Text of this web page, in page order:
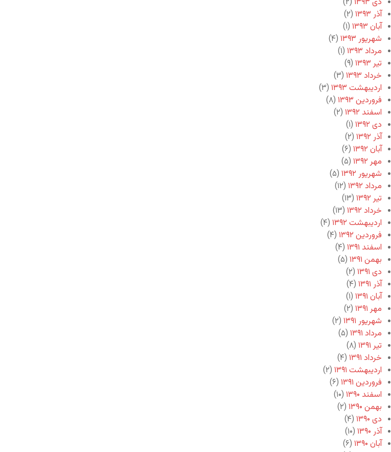
آذر ۱۳۹۳
(۲)
آبان ۱۳۹۳
(۱)
شهریور ۱۳۹۳
(۴)
مرداد ۱۳۹۳
(۱)
تیر ۱۳۹۳
(۹)
خرداد ۱۳۹۳
(۳)
اردیبهشت ۱۳۹۳
(۳)
فروردین ۱۳۹۳
(۸)
اسفند ۱۳۹۲
(۲)
دی ۱۳۹۲
(۱)
آذر ۱۳۹۲
(۲)
آبان ۱۳۹۲
(۶)
مهر ۱۳۹۲
(۵)
شهریور ۱۳۹۲
(۵)
مرداد ۱۳۹۲
(۱۲)
تیر ۱۳۹۲
(۱۳)
خرداد ۱۳۹۲
(۱۳)
اردیبهشت ۱۳۹۲
(۴)
فروردین ۱۳۹۲
(۴)
اسفند ۱۳۹۱
(۴)
بهمن ۱۳۹۱
(۵)
دی ۱۳۹۱
(۲)
آذر ۱۳۹۱
(۴)
آبان ۱۳۹۱
(۱)
مهر ۱۳۹۱
(۲)
شهریور ۱۳۹۱
(۲)
مرداد ۱۳۹۱
(۵)
تیر ۱۳۹۱
(۸)
خرداد ۱۳۹۱
(۴)
اردیبهشت ۱۳۹۱
(۲)
فروردین ۱۳۹۱
(۶)
اسفند ۱۳۹۰
(۱۰)
بهمن ۱۳۹۰
(۲)
دی ۱۳۹۰
(۴)
آذر ۱۳۹۰
(۱۰)
آبان ۱۳۹۰
(۶)